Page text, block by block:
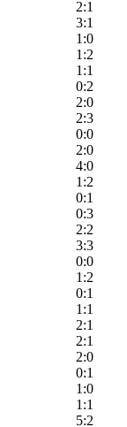
2:1
3:1
1:0
1:2
1:1
0:2
2:0
2:3
0:0
2:0
4:0
1:2
0:1
0:3
2:2
3:3
0:0
1:2
0:1
1:1
2:1
2:1
2:0
0:1
1:0
1:1
5:2